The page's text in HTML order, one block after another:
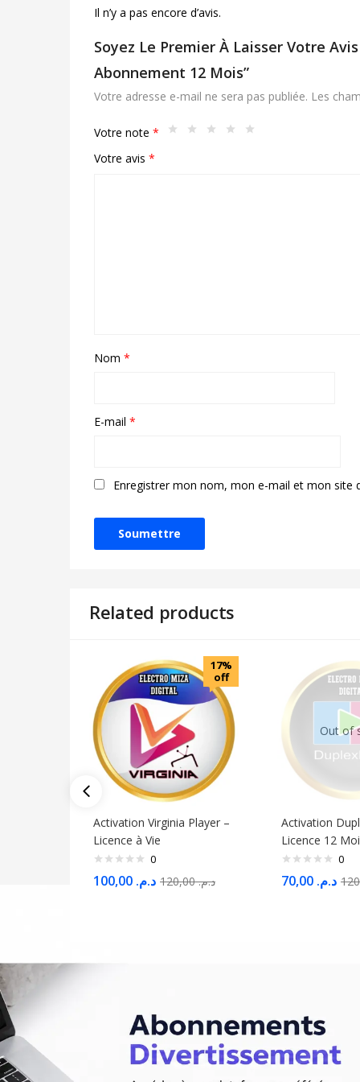
Il n’y a pas encore d’avis.
Soyez Le Premier À Laisser Votre
Abonnement 12 Mois”
Votre adresse e-mail ne sera pas publiée. Les
Votre note *
Votre avis *
Nom *
E-mail *
Enregistrer mon nom, mon e-mail et mon site
Related products
17%
off
Activation Virginia Player –
Licence à Vie
0
د.م. د.م.120,00
Out of
Activation
Licence 12
0
د.م.